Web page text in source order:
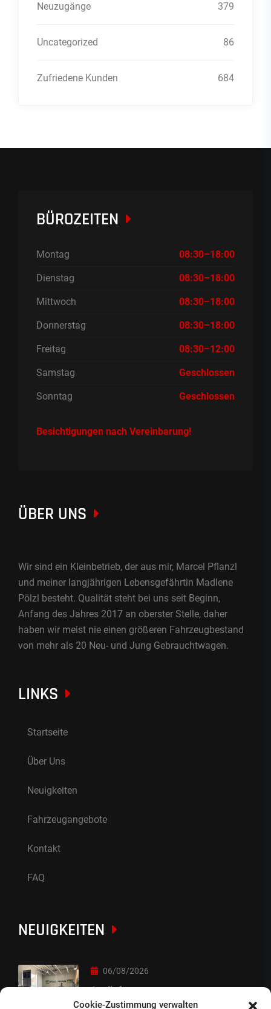
Cookie-Zustimmung verwalten
Neuzugänge 379
Uncategorized 86
Zufriedene Kunden 684
BÜROZEITEN
Montag 08:30–18:00
Dienstag 08:30–18:00
Mittwoch 08:30–18:00
Donnerstag 08:30–18:00
Freitag 08:30–12:00
Samstag Geschlossen
Sonntag Geschlossen
Besichtigungen nach Vereinbarung!
ÜBER UNS
Wir sind ein Kleinbetrieb, der aus mir, Marcel Pflanzl
und meiner langjährigen Lebensgefährtin Madlene
Pölzl besteht. Qualität steht bei uns seit Beginn,
Anfang des Jahres 2017 an oberster Stelle, daher
haben wir meist nie einen größeren Fahrzeugbestand
von mehr als 20 Neu- und Jung Gebrauchtwagen.
LINKS
Startseite
Über Uns
Neuigkeiten
Fahrzeugangebote
Kontakt
FAQ
NEUIGKEITEN
06/08/2026
Auslieferung